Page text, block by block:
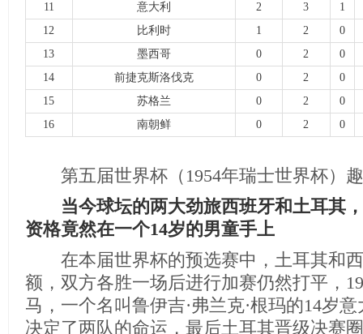
11
意大利 2 3
1
12
比利时 1 2
0
13
墨西哥 0 2
0
14
前捷克斯洛伐克 0 2
0
15
苏格兰 0 2
0
16
南朝鲜 0 2 0
第五届世界杯（1954年瑞士世界杯）
当今球坛的两大劲旅西班牙和土耳其，
资格竟然在一个14岁的男童手上
在本届世界杯的预选赛中，土耳其和西
额，双方各胜一场后进行加赛仍然打平，
马，一个名叫鲁伊吉·弗兰克·根玛的14岁
决定了两队的命运，最后土耳其晋级决赛